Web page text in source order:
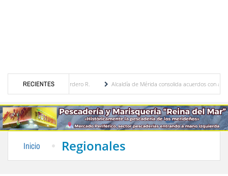
RECIENTES
Eugenia Febres Cordero R.
Alcaldía de Mérida consolida acuerdos con
Inicio Regionales